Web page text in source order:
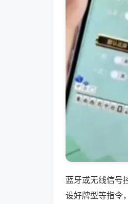
蓝牙或无线信号
设好牌型等指令